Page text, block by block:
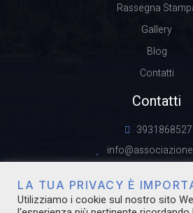
Rassegna
Gallery
Blog
Contatti
Contatti
3931868527
LA TUA PRIVACY È
Utilizziamo i cookie sul nostro sito